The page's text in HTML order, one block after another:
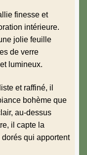
finesse et
intérieure.
jolie feuille
de verre
lumineux.
et raffiné, il
bohème que
au-dessus
il capte la
dorés qui apportent